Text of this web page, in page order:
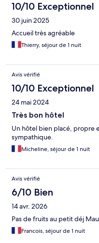
10/10 Exceptionnel
30 juin 2025
Accueil très agréable
Thierry, séjour de 1 nuit
Avis vérifié
10/10 Exceptionnel
24 mai 2024
Très bon hôtel
Un hôtel bien placé, propre
sympathique.
Micheline, séjour de 1 nuit
Avis vérifié
6/10 Bien
14 avr. 2026
Pas de fruits au petit déj
Francois, séjour de 1 nuit